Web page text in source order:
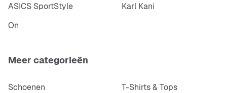
ASICS SportStyle
Karl Kani
On
Meer categorieën
Schoenen
T-Shirts & Tops